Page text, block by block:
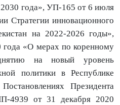
2030 года», УП-165 от 6 июля
Стратегии инновационного
на 2022-2026 годы»,
«О мерах по коренному
на новый уровень
политики в Республике
Президента
4939 от 31 декабря 2020